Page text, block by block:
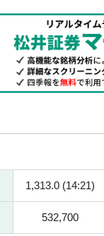
1,313.0 (14:21)
532,700